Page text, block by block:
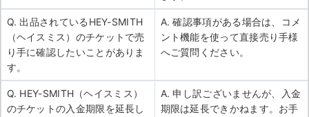
Q. 出品されているHEY-SMITH
（ヘイスミス）のチケットで売
り手に確認したいことがありま
す。
A. 確認事項がある場合は、コメ
ント機能を使って直接売り手様
へご質問ください。
Q. HEY-SMITH（ヘイスミス）
のチケットの入金期限を延長し
A. 申し訳ございませんが、入金
期限は延長できかねます。お手